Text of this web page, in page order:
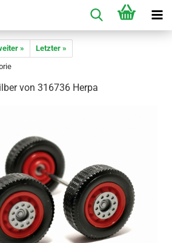
»
Letzter »
von 316736 Herpa